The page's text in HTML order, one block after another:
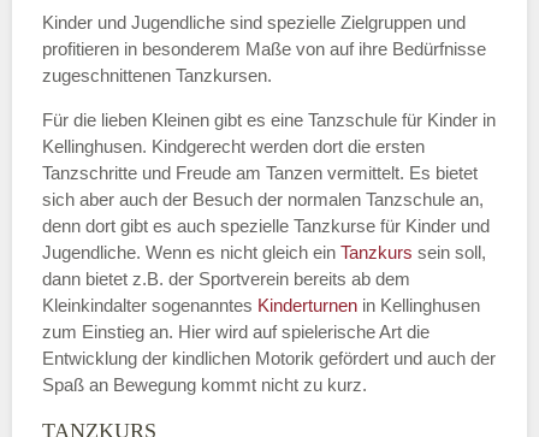
Kinder und Jugendliche sind spezielle Zielgruppen und
profitieren in besonderem Maße von auf ihre Bedürfnisse
zugeschnittenen Tanzkursen.
Für die lieben Kleinen gibt es eine Tanzschule für Kinder in
Kellinghusen. Kindgerecht werden dort die ersten
Tanzschritte und Freude am Tanzen vermittelt. Es bietet
sich aber auch der Besuch der normalen Tanzschule an,
denn dort gibt es auch spezielle Tanzkurse für Kinder und
Jugendliche. Wenn es nicht gleich ein Tanzkurs sein soll,
dann bietet z.B. der Sportverein bereits ab dem
Kleinkindalter sogenanntes Kinderturnen in Kellinghusen
zum Einstieg an. Hier wird auf spielerische Art die
Entwicklung der kindlichen Motorik gefördert und auch der
Spaß an Bewegung kommt nicht zu kurz.
TANZKURS